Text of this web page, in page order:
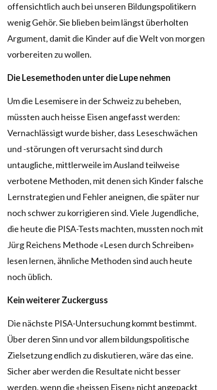
offensichtlich auch bei unseren Bildungspolitikern
wenig Gehör. Sie blieben beim längst überholten
Argument, damit die Kinder auf die Welt von morgen
vorbereiten zu wollen.
Die Lesemethoden unter die Lupe nehmen
Um die Lesemisere in der Schweiz zu beheben,
müssten auch heisse Eisen angefasst werden:
Vernachlässigt wurde bisher, dass Leseschwächen
und -störungen oft verursacht sind durch
untaugliche, mittlerweile im Ausland teilweise
verbotene Methoden, mit denen sich Kinder falsche
Lernstrategien und Fehler aneignen, die später nur
noch schwer zu korrigieren sind. Viele Jugendliche,
die heute die PISA-Tests machten, mussten noch mit
Jürg Reichens Methode «Lesen durch Schreiben»
lesen lernen, ähnliche Methoden sind auch heute
noch üblich.
Kein weiterer Zuckerguss
Die nächste PISA-Untersuchung kommt bestimmt.
Über deren Sinn und vor allem bildungspolitische
Zielsetzung endlich zu diskutieren, wäre das eine.
Sicher aber werden die Resultate nicht besser
werden, wenn die «heissen Eisen» nicht angepackt